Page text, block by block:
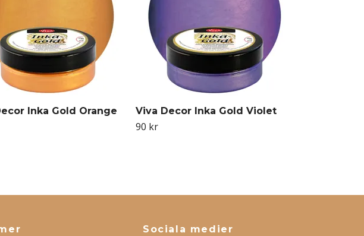
Inka Gold Orange Viva Decor Inka Gold Violet
90 kr
Sociala medier